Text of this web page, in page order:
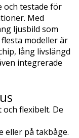
och testade för
Med
ljusbild som
modeller är
lång livslängd
integrerade
flexibelt. De
eller på takbåge.